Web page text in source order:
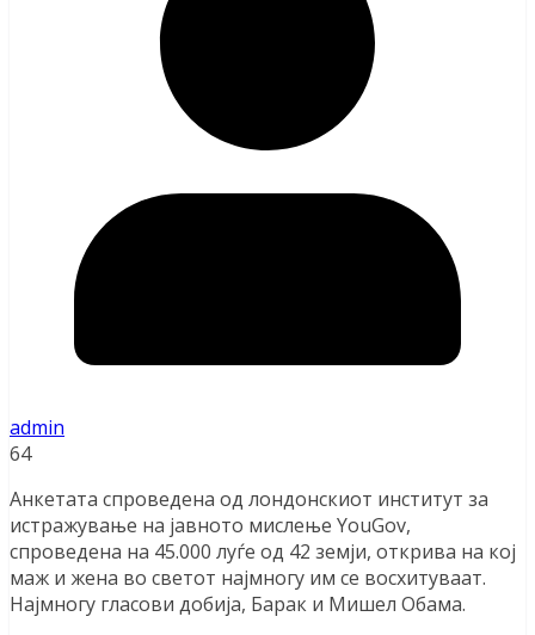
admin
64
Анкетата спроведена од лондонскиот институт за
истражување на јавното мислење YouGov,
спроведена на 45.000 луѓе од 42 земји, открива на кој
маж и жена во светот најмногу им се восхитуваат.
Најмногу гласови добија, Барак и Мишел Обама.